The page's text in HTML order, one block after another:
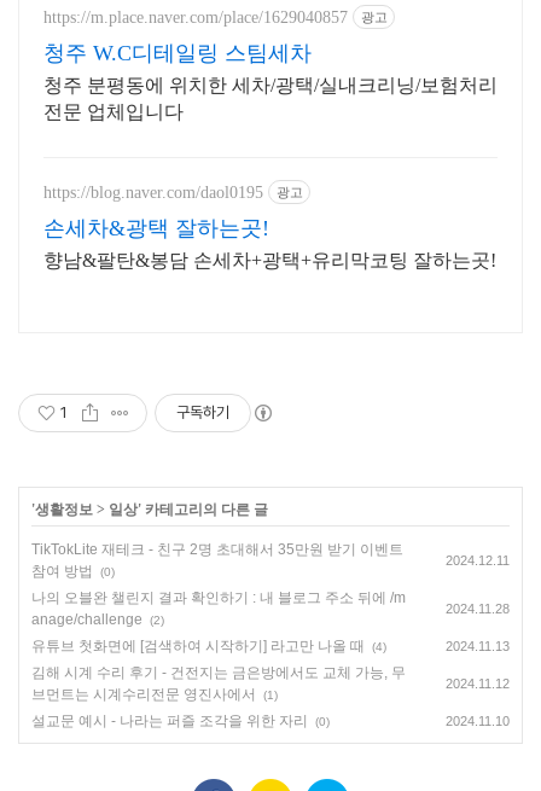
https://m.place.naver.com/place/1629040857 광고
청주 W.C디테일링 스팀세차
청주 분평동에 위치한 세차/광택/실내크리닝/보험처리
전문 업체입니다
https://blog.naver.com/daol0195 광고
손세차&광택 잘하는곳!
향남&팔탄&봉담 손세차+광택+유리막코팅 잘하는곳!
1 구독하기
'생활정보 > 일상' 카테고리의 다른 글
TikTokLite 재테크 - 친구 2명 초대해서 35만원 받기 이벤트
참여 방법
(0)
2024.12.11
나의 오블완 챌린지 결과 확인하기 : 내 블로그 주소 뒤에 /m
anage/challenge
(2)
2024.11.28
유튜브 첫화면에 [검색하여 시작하기] 라고만 나올 때 (4) 2024.11.13
김해 시계 수리 후기 - 건전지는 금은방에서도 교체 가능, 무
브먼트는 시계수리전문 영진사에서
(1)
2024.11.12
설교문 예시 - 나라는 퍼즐 조각을 위한 자리 (0) 2024.11.10